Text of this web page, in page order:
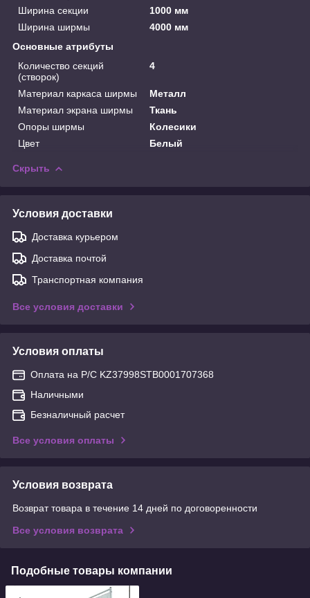
Ширина секции
1000 мм
Ширина ширмы
4000 мм
Основные атрибуты
Количество секций
(створок)
4
Материал каркаса ширмы
Металл
Материал экрана ширмы
Ткань
Опоры ширмы
Колесики
Цвет
Белый
Скрыть
Условия доставки
Доставка курьером
Доставка почтой
Транспортная компания
Все условия доставки
Условия оплаты
Оплата на Р/С KZ37998STB0001707368
Наличными
Безналичный расчет
Все условия оплаты
Условия возврата
Возврат товара в течение 14 дней по договоренности
Все условия возврата
Подобные товары компании